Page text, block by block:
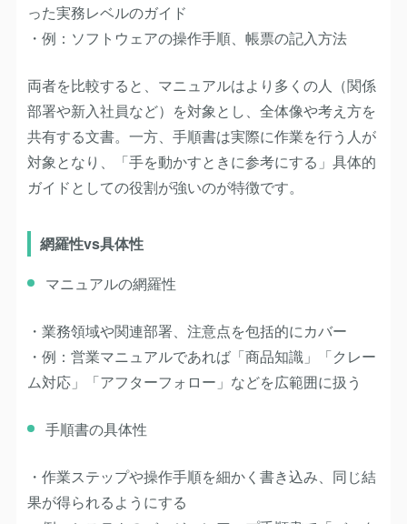
った実務レベルのガイド
・例：ソフトウェアの操作手順、帳票の記入方法
両者を比較すると、マニュアルはより多くの人（関係
部署や新入社員など）を対象とし、全体像や考え方を
共有する文書。一方、手順書は実際に作業を行う人が
対象となり、「手を動かすときに参考にする」具体的
ガイドとしての役割が強いのが特徴です。
網羅性vs具体性
マニュアルの網羅性
・業務領域や関連部署、注意点を包括的にカバー
・例：営業マニュアルであれば「商品知識」「クレー
ム対応」「アフターフォロー」などを広範囲に扱う
手順書の具体性
・作業ステップや操作手順を細かく書き込み、同じ結
果が得られるようにする